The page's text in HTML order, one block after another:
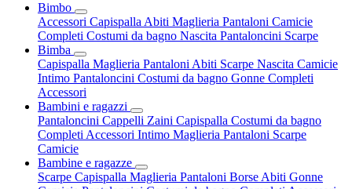
Bimbo
Accessori Capispalla Abiti Maglieria Pantaloni Camicie
Completi Costumi da bagno Nascita Pantaloncini Scarpe
Bimba
Capispalla Maglieria Pantaloni Abiti Scarpe Nascita Camicie
Intimo Pantaloncini Costumi da bagno Gonne Completi
Accessori
Bambini e ragazzi
Pantaloncini Cappelli Zaini Capispalla Costumi da bagno
Completi Accessori Intimo Maglieria Pantaloni Scarpe
Camicie
Bambine e ragazze
Scarpe Capispalla Maglieria Pantaloni Borse Abiti Gonne